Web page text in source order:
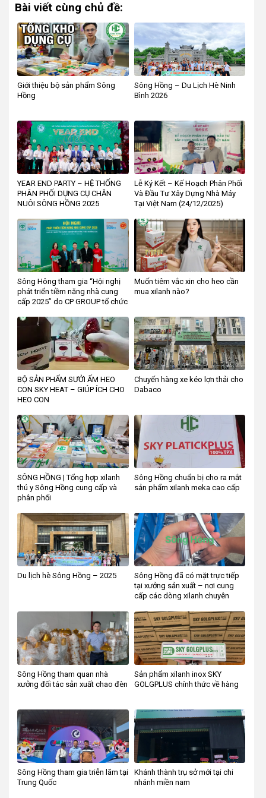
Bài viết cùng chủ đề:
Giới thiệu bộ sản phẩm Sông
Hồng
Sông Hồng – Du Lịch Hè Ninh
Bình 2026
YEAR END PARTY – HỆ THỐNG
PHÂN PHỐI DỤNG CỤ CHĂN
NUÔI SÔNG HỒNG 2025
Lễ Ký Kết – Kế Hoạch Phân Phối
Và Đầu Tư Xây Dựng Nhà Máy
Tại Việt Nam (24/12/2025)
Sông Hông tham gia “Hội nghị
phát triển tiềm năng nhà cung
cấp 2025” do CP GROUP tổ chức
Muốn tiêm vắc xin cho heo cần
mua xilanh nào?
BỘ SẢN PHẨM SƯỞI ẤM HEO
CON SKY HEAT – GIÚP ÍCH CHO
HEO CON
Chuyến hàng xe kéo lợn thải cho
Dabaco
SÔNG HỒNG | Tổng hợp xilanh
thú y Sông Hồng cung cấp và
phân phối
Sông Hồng chuẩn bị cho ra mắt
sản phẩm xilanh meka cao cấp
Du lịch hè Sông Hồng – 2025
Sông Hồng đã có mặt trực tiếp
tại xưởng sản xuất – nơi cung
cấp các dòng xilanh chuyên
Sông Hồng tham quan nhà
xưởng đối tác sản xuất chao đèn
Sản phẩm xilanh inox SKY
GOLGPLUS chính thức về hàng
Sông Hồng tham gia triễn lãm tại
Trung Quốc
Khánh thành trụ sở mới tại chi
nhánh miền nam